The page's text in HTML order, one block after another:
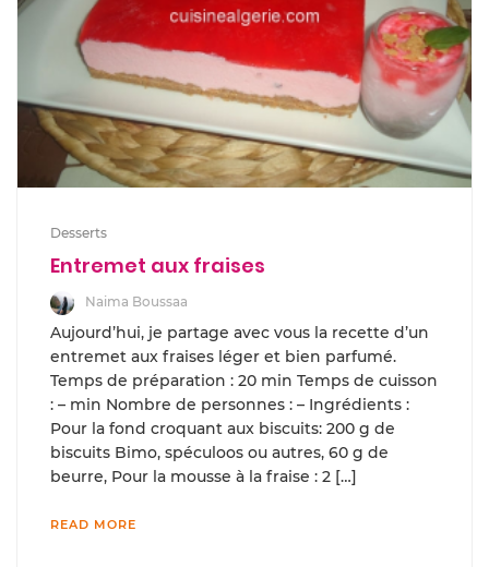
Desserts
Entremet aux fraises
Naima Boussaa
Aujourd’hui, je partage avec vous la recette d’un
entremet aux fraises léger et bien parfumé.
Temps de préparation : 20 min Temps de cuisson
: – min Nombre de personnes : – Ingrédients :
Pour la fond croquant aux biscuits: 200 g de
biscuits Bimo, spéculoos ou autres, 60 g de
beurre, Pour la mousse à la fraise : 2 […]
READ MORE